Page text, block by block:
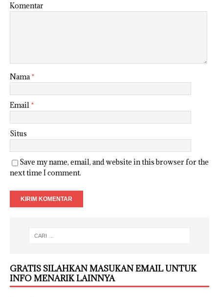
Komentar
Nama*
Email *
Situs
Save my name, email, and website in this browser for the
next time I comment.
GRATIS SILAHKAN MASUKAN EMAIL UNTUK
INFO MENARIK LAINNYA